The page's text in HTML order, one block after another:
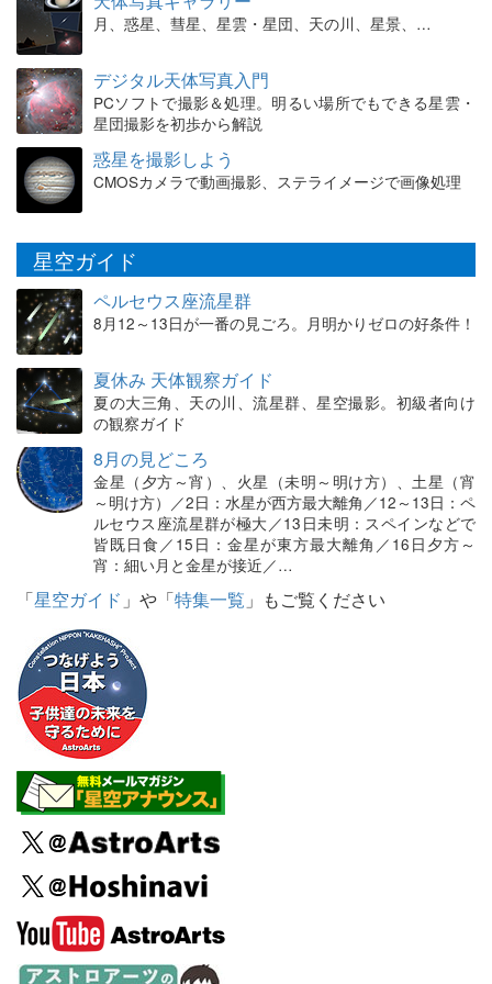
月、惑星、彗星、星雲・星団、天の川、星景、…
デジタル天体写真入門
PCソフトで撮影＆処理。明るい場所でもできる星雲・
星団撮影を初歩から解説
惑星を撮影しよう
CMOSカメラで動画撮影、ステライメージで画像処理
星空ガイド
ペルセウス座流星群
8月12～13日が一番の見ごろ。月明かりゼロの好条件！
夏休み 天体観察ガイド
夏の大三角、天の川、流星群、星空撮影。初級者向け
の観察ガイド
8月の見どころ
金星（夕方～宵）、火星（未明～明け方）、土星（宵
～明け方）／2日：水星が西方最大離角／12～13日：ペ
ルセウス座流星群が極大／13日未明：スペインなどで
皆既日食／15日：金星が東方最大離角／16日夕方～
宵：細い月と金星が接近／…
「星空ガイド 」や「特集一覧 」もご覧ください